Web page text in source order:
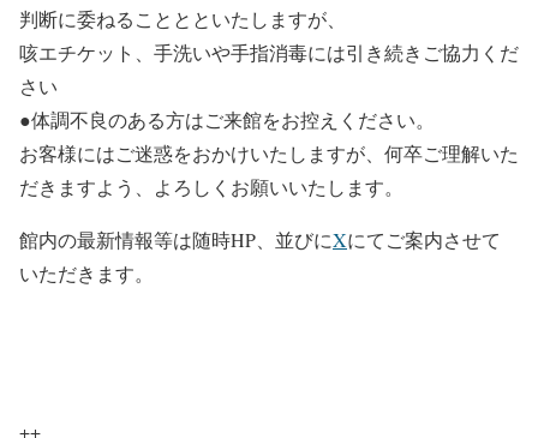
判断に委ねることとといたしますが、
咳エチケット、手洗いや手指消毒には引き続きご協力くだ
さい
●体調不良のある方はご来館をお控えください。
お客様にはご迷惑をおかけいたしますが、何卒ご理解いた
だきますよう、よろしくお願いいたします。
館内の最新情報等は随時HP、並びにXにてご案内させて
いただきます。
++